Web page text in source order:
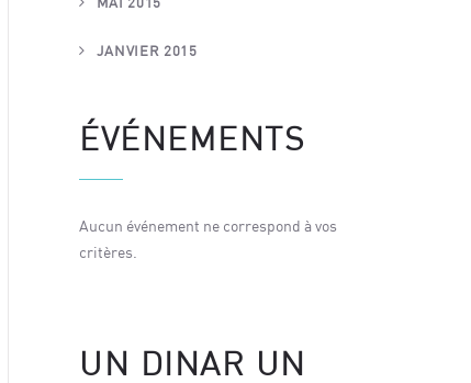
JANVIER 2015
ÉVÉNEMENTS
Aucun événement ne correspond à vos
critères.
UN DINAR UN